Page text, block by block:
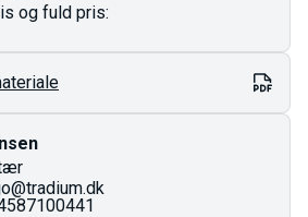
og fuld pris:
ufaglærte og faglærte.
pris for kurset og gælder som
uddannelse.
er fastlagt i finansloven og kan